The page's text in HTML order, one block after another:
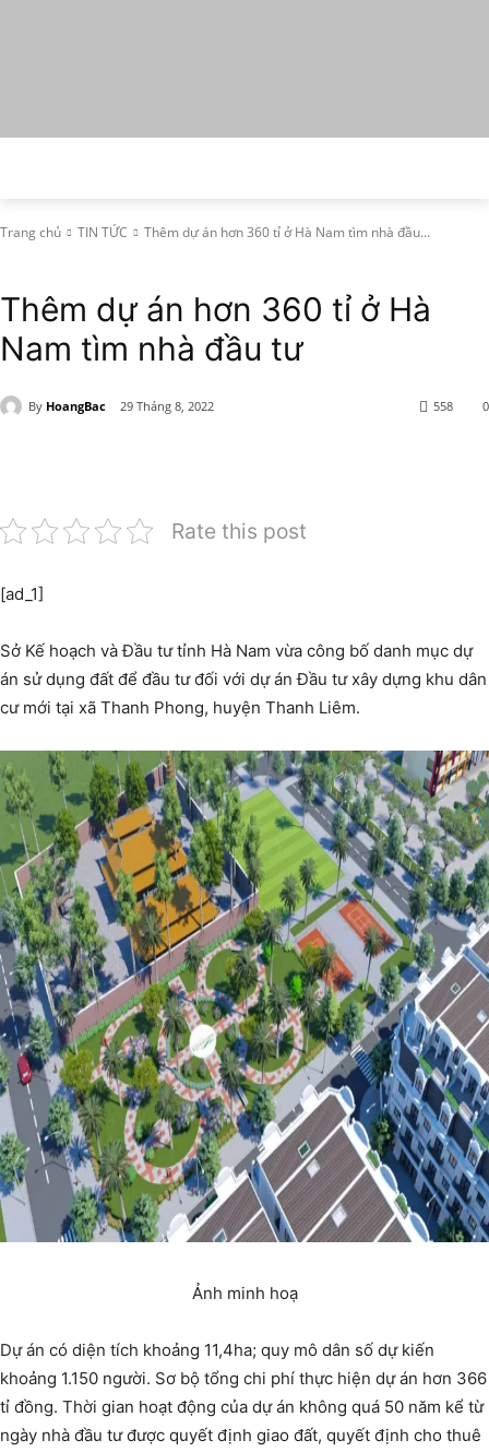
Trang chủ TIN TỨC Thêm dự án hơn 360 tỉ ở Hà Nam tìm nhà đầu...
Thêm dự án hơn 360 tỉ ở Hà
Nam tìm nhà đầu tư
By HoangBac 29 Tháng 8, 2022 0
558
Rate this post
[ad_1]
Sở Kế hoạch và Đầu tư tỉnh Hà Nam vừa công bố danh mục dự
án sử dụng đất để đầu tư đối với dự án Đầu tư xây dựng khu dân
cư mới tại xã Thanh Phong, huyện Thanh Liêm.
Ảnh minh hoạ
Dự án có diện tích khoảng 11,4ha; quy mô dân số dự kiến
khoảng 1.150 người. Sơ bộ tổng chi phí thực hiện dự án hơn 366
tỉ đồng. Thời gian hoạt động của dự án không quá 50 năm kể từ
ngày nhà đầu tư được quyết định giao đất, quyết định cho thuê